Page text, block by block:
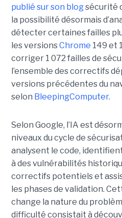
publié sur son blogsécurité
la possibilité désormais
détecter certaines failles
les versionsChrome 149 et
corriger 1 072 failles de
l’ensemble des correctifs
versions précédentes du
selon BleepingComputer.
Selon Google, l’IA est
niveaux du cycle de
analysent le code,
à des vulnérabilités
correctifs potentiels et
les phases de validation.
change la nature du
difficulté consistait à